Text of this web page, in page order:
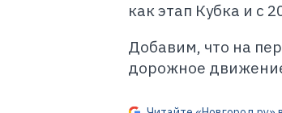
как этап Кубка и с
Добавим, что на
дорожное